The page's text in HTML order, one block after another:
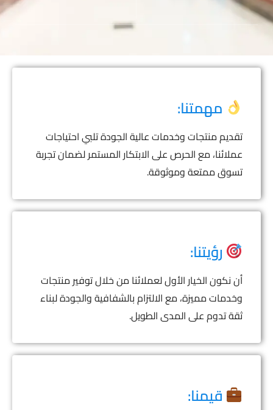
مهمتنا:
تقديم منتجات وخدمات عالية الجودة تلبي احتياجات
عملائنا، مع الحرص على الابتكار المستمر لضمان تجربة
تسوق ممتعة وموثوقة.
رؤيتنا:
أن نكون الخيار الأول لعملائنا من خلال توفير منتجات
وخدمات مميزة، مع الالتزام بالشفافية والجودة لبناء
ثقة تدوم على المدى الطويل.
قيمنا: